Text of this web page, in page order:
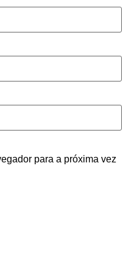
para a próxima vez